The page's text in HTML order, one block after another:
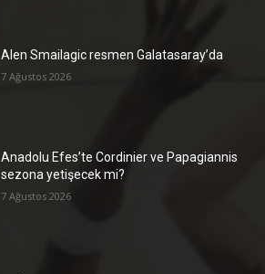
Alen Smailagic resmen Galatasaray’da
7 Ağustos 2026
Anadolu Efes’te Cordinier ve Papagiannis
sezona yetişecek mi?
7 Ağustos 2026